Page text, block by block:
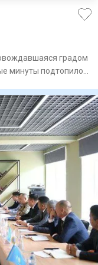
градом
минуты подтопило